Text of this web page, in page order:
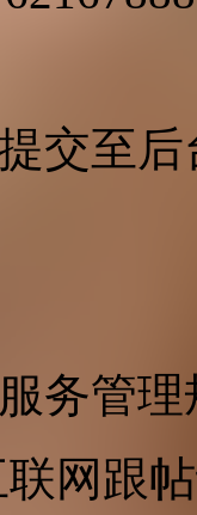
交至
务管理
网跟